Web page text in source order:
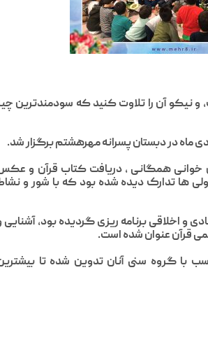
و نیکو آن را تلاوت کنید که سودمندترین
ماه در دبستان پسرانه مهرهشتم برگزار شد.
خوانی همگانی ، دریافت کتاب قرآن و
تدارک دیده شده بود که با شور و
و اخلاقی برنامه ریزی گردیده بود، آشنایی
قرآن عنوان شده است.
با گروه سنی آنان تدوین شده تا